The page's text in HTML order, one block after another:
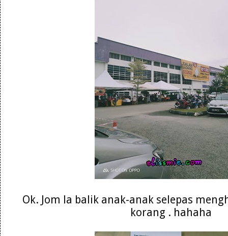
Ok. Jom la balik anak-anak selepas
korang . hahaha